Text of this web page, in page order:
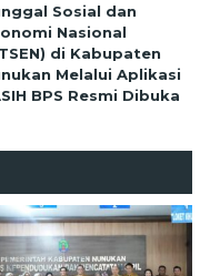
Sosial dan
Nasional
di Kabupaten
Melalui Aplikasi
BPS Resmi Dibuka